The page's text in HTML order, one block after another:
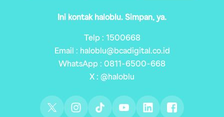
Ini kontak haloblu. Simpan, ya.
Telp : 1500668
Email : haloblu@bcadigital.co.id
WhatsApp : 0811-6500-668
X : @haloblu